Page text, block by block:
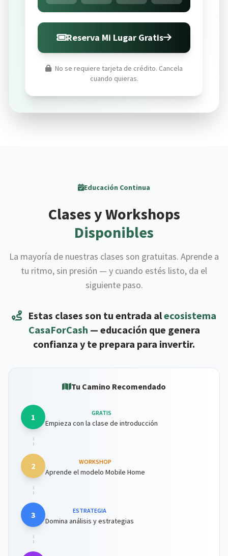
Reserva Mi Lugar Gratis
No se requiere tarjeta de crédito. Cancela
cuando quieras.
Educación Continua
Clases y Workshops
Disponibles
La mayoría de nuestras clases son gratuitas. Aprende a
tu ritmo, sin presión — y cuando estés listo, da el
siguiente paso.
Estas clases son tu entrada alecosistema
CasaForCash — educación que genera
confianza y te prepara para invertir.
Tu Camino Recomendado
1 GRATIS
Empieza con la clase de introducción
2 WORKSHOP
Aprende el modelo Mobile Home
3 ESTRATEGIA
Domina análisis y estrategias